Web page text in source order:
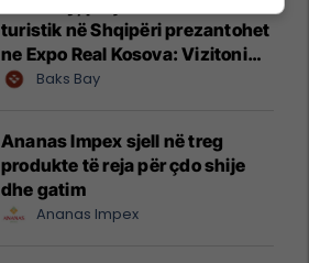
turistik në Shqipëri prezantohet
ne Expo Real Kosova: Vizitoni
shtandin dhe zbuloni
Baks Bay
Ananas Impex sjell në treg
produkte të reja për çdo shije
dhe gatim
Ananas Impex